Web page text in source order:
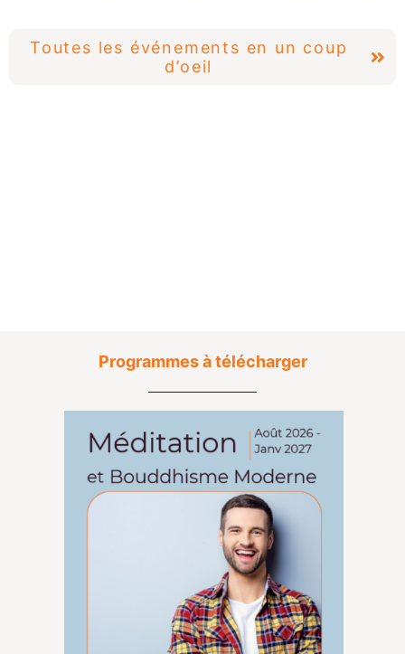
Toutes les événements en un coup
d’oeil
Programmes à télécharger